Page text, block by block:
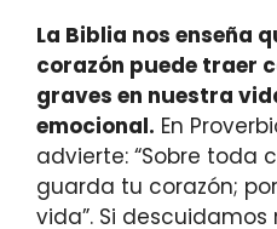
La Biblia nos enseña
corazón puede traer
graves en nuestra
emocional. En
advierte: “Sobre toda
guarda tu corazón;
vida”. Si